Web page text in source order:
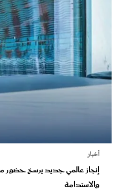
أخبار
إنجاز عالمي جديد يرسخ حضور
والاستدامة